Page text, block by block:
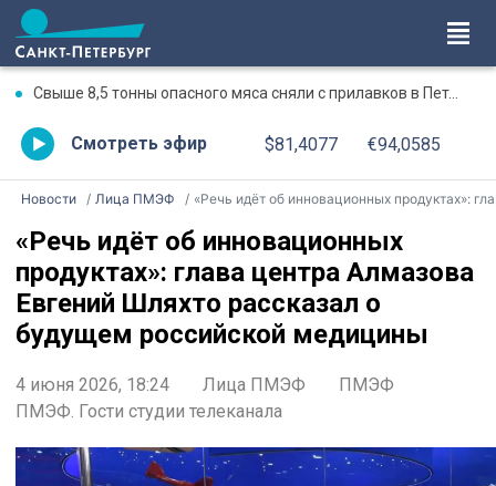
Свыше 8,5 тонны опасного мяса сняли с прилавков в Петербурге и Ленобласти с начала года
Смотреть эфир $81,4077 €94,0585
Новости Лица ПМЭФ «Речь идёт об инновационных продуктах»: глава центра Алмазова Евгений Шляхто рассказал о будущем российской медицины
«Речь идёт об инновационных
продуктах»: глава центра Алмазова
Евгений Шляхто рассказал о
будущем российской медицины
4 июня 2026, 18:24 Лица ПМЭФ
ПМЭФ
ПМЭФ. Гости студии телеканала